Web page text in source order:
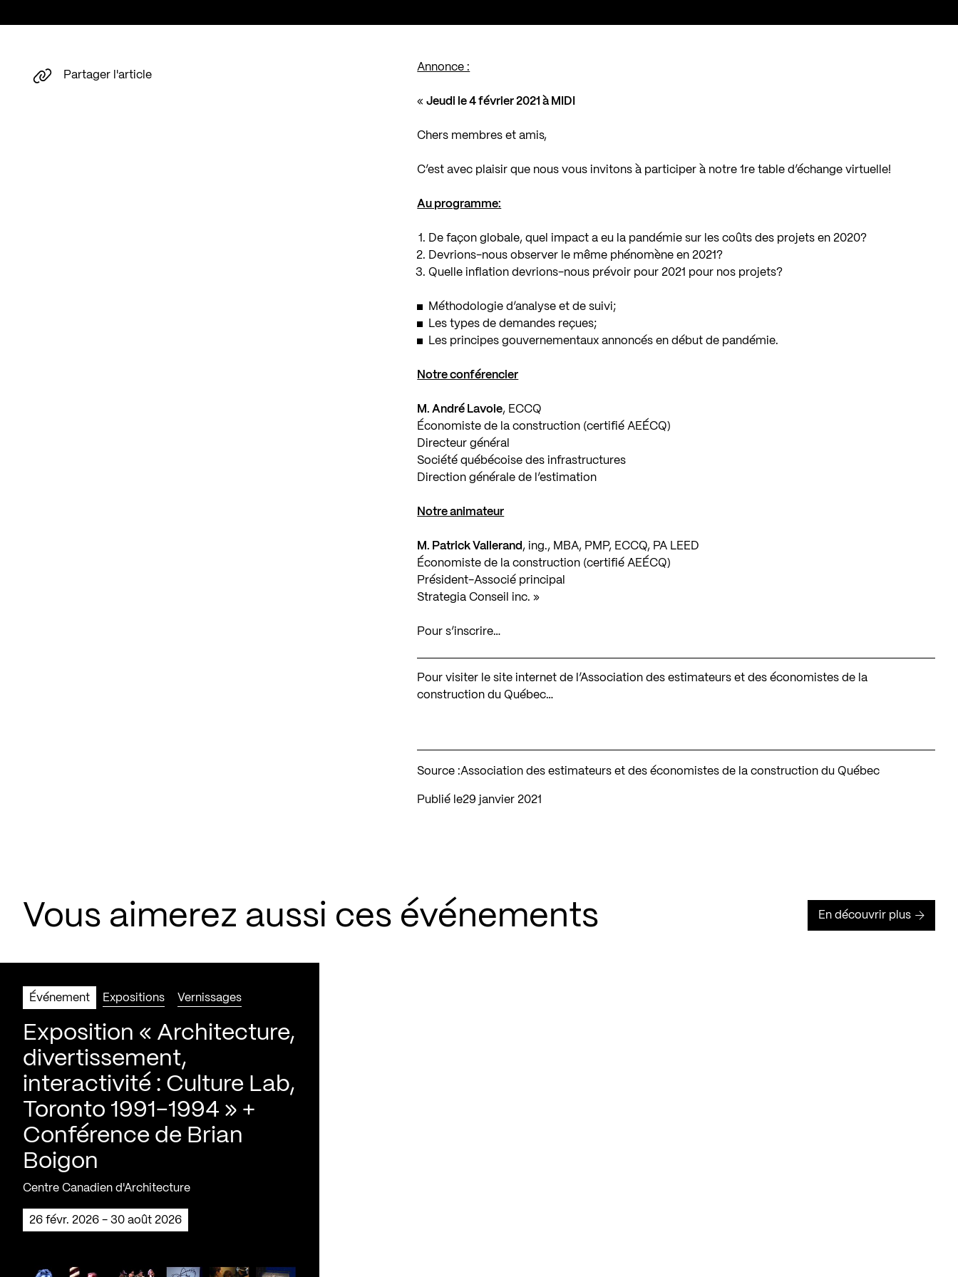
Annonce :
«Jeudi le 4 février 2021 à MIDI
Chers membres et amis,
C’est avec plaisir que nous vous invitons à participer à notre 1re table d’échange virtuelle!
Au programme:
De façon globale, quel impact a eu la pandémie sur les coûts des projets en 2020?
Devrions-nous observer le même phénomène en 2021?
Quelle inflation devrions-nous prévoir pour 2021 pour nos projets?
Méthodologie d’analyse et de suivi;
Les types de demandes reçues;
Les principes gouvernementaux annoncés en début de pandémie.
Notre conférencier
M. André Lavoie, ECCQ
Économiste de la construction (certifié AEÉCQ)
Directeur général
Société québécoise des infrastructures
Direction générale de l’estimation
Notre animateur
M. Patrick Vallerand , ing., MBA, PMP, ECCQ, PA LEED
Économiste de la construction (certifié AEÉCQ)
Président-Associé principal
Strategia Conseil inc. »
Pour s’inscrire…
Pour visiter le site internet de l’Association des estimateurs et des économistes de la
construction du Québec…
Source :Association des estimateurs et des économistes de la construction du Québec
Publié le 29 janvier 2021
Partager l'article
Vous aimerez aussi ces événements En découvrir plus
Événement Expositions Vernissages
Exposition « Architecture,
divertissement,
interactivité : Culture Lab,
Toronto 1991-1994 » +
Conférence de Brian
Boigon
Centre Canadien d'Architecture
26 févr. 2026 - 30 août 2026